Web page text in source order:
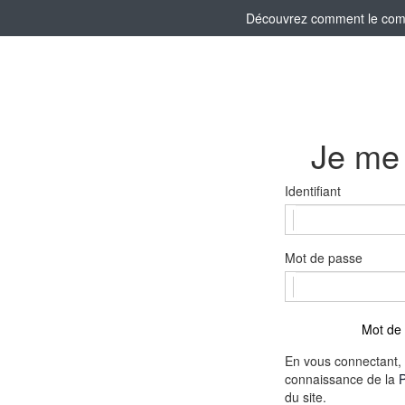
Découvrez comment le
Je
Identifiant
Mot de passe
Mot
En vous
connaissance de la
du site.